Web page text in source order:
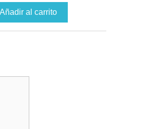
Añadir al carrito